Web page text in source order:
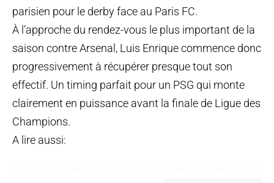
parisien pour le derby face au Paris FC.
À l’approche du rendez-vous le plus important de la
saison contre Arsenal, Luis Enrique commence donc
progressivement à récupérer presque tout son
effectif. Un timing parfait pour un PSG qui monte
clairement en puissance avant la finale de Ligue des
Champions.
A lire aussi: